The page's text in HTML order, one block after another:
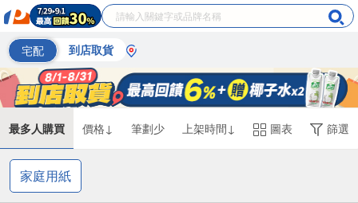
宅配 到店取貨
最多人購買 價格↓ 筆劃少 上架時間↓ 圖表 篩選
家庭用紙